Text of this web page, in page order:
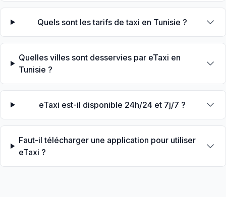
Quels sont les tarifs de taxi en Tunisie ?
Quelles villes sont desservies par eTaxi en
Tunisie ?
eTaxi est-il disponible 24h/24 et 7j/7 ?
Faut-il télécharger une application pour utiliser
eTaxi ?